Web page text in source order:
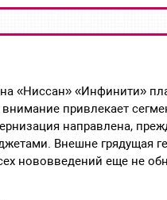
«Ниссан» «Инфинити»
привлекает
направлена,
Внешне грядущая
нововведений еще не